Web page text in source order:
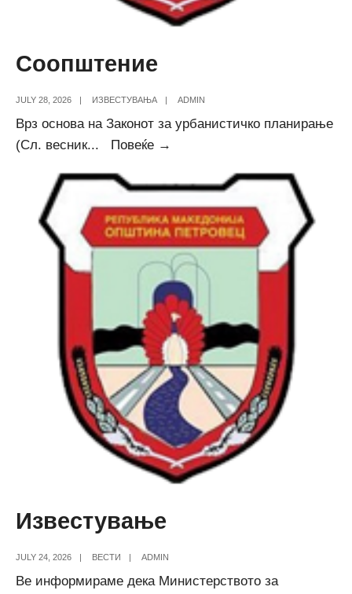
Соопштение
JULY 28, 2026 ИЗВЕСТУВАЊА ADMIN
Врз основа на Законот за урбанистичко планирање
(Сл. весник... Повеќе →
Известување
JULY 24, 2026 ВЕСТИ ADMIN
Ве информираме дека Министерството за